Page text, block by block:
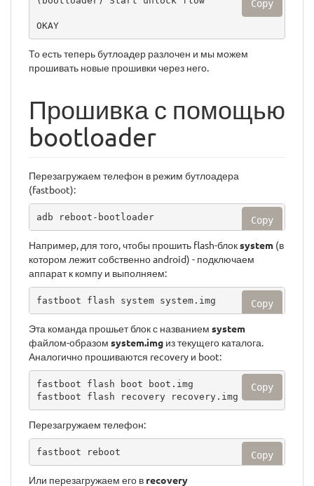
OKAY
Copy
То есть теперь бутлоадер разлочен и мы можем
прошивать новые прошивки через него.
Прошивка с помощью
bootloader
Перезагружаем телефон в режим бутлоадера
(fastboot):
adb reboot-bootloader Copy
Например, для того, чтобы прошить flash-блокsystem (в
котором лежит собственно android) - подключаем
аппарат к компу и выполняем:
fastboot flash system system.img Copy
Эта команда прошьет блок с названием system
файлом-образом system.img из текущего каталога.
Аналогично прошиваются recovery и boot:
fastboot flash boot boot.img
fastboot flash recovery recovery.img
Copy
Перезагружаем телефон:
fastboot reboot Copy
Или перезагружаем его в recovery